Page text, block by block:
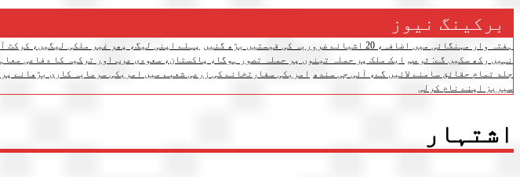
برکینگ نیوز
ہفتہ وار مہنگائی میں اضافہ، 20 اشیائے ضروریہ کی قیمتیں بڑھ گئیں پہلے اپنی لیگ، پھر غیر ملکی لیگیں، کرکٹ
نہیں رکھ سکیں گے: ٹرمپ ایک ملک پر حملہ تینوں پر حملہ تصور ہوگا، پاکستان، سعودی عرب اور ترکیہ کا دفاعی
جلد تمام حقائق سامنے لائیں گے، آئی جی سندھ امریکی سفارتخانے کی زرعی شعبے میں امریکی سرمایہ کاری بڑھانے
سیریز اپنے نام کرلی
اشتہار